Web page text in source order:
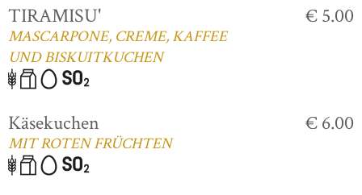
TIRAMISU'
MASCARPONE, CREME, KAFFEE
UND BISKUITKUCHEN
€ 5.00
Käsekuchen
MIT ROTEN FRÜCHTEN
€ 6.00